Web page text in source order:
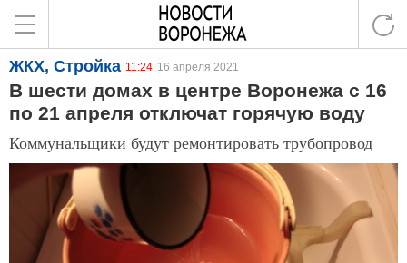
ЖКХ, Стройка 11:24 16 апреля 2021
В шести домах в центре Воронежа с 16
по 21 апреля отключат горячую воду
Коммунальщики будут ремонтировать трубопровод